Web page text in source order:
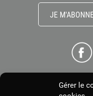
Gérer le
JE